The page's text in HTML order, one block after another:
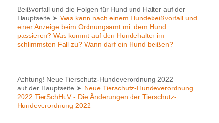
Beißvorfall und die Folgen für Hund und Halter auf der
Hauptseite ➤ Was kann nach einem Hundebeißvorfall und
einer Anzeige beim Ordnungsamt mit dem Hund
passieren? Was kommt auf den Hundehalter im
schlimmsten Fall zu? Wann darf ein Hund beißen?
Achtung! Neue Tierschutz-Hundeverordnung 2022
auf der Hauptseite ➤ Neue Tierschutz-Hundeverordnung
2022 TierSchHuV - Die Änderungen der Tierschutz-
Hundeverordnung 2022